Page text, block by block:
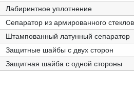
Лабиринтное уплотнение
Сепаратор из армированного
Штампованный латунный сепаратор
Защитные шайбы с двух сторон
Защитная шайба с одной стороны